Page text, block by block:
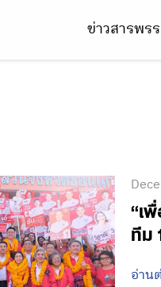
ข่าวสารพร
“เ
ทีม
อ่าน